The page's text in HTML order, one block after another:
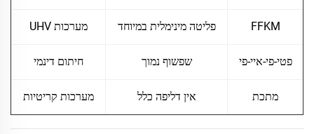
FFKM פליטה מינימלית במיוחד מערכות UHV
פטי-פי-איי-פי שפשוף נמוך חיתום דינמי
מתכת אין דליפה כלל מערכות קריטיות